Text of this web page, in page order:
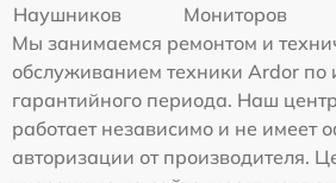
Наушников
Мониторов
Мы занимаемся ремонтом и
обслуживанием техники Ardor по
гарантийного периода. Наш
работает независимо и не имеет
авторизации от производителя.